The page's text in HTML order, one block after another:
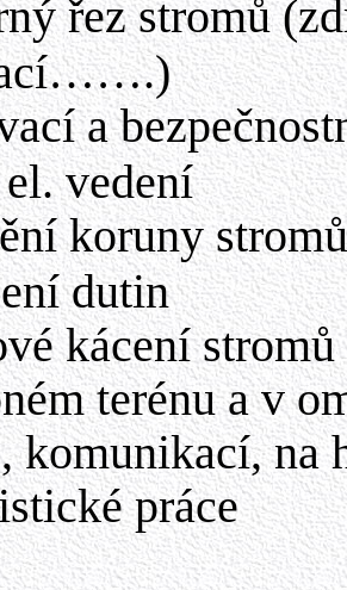
řez stromů
a
vedení
koruny
dutin
kácení
terénu a v
komunikací,
práce